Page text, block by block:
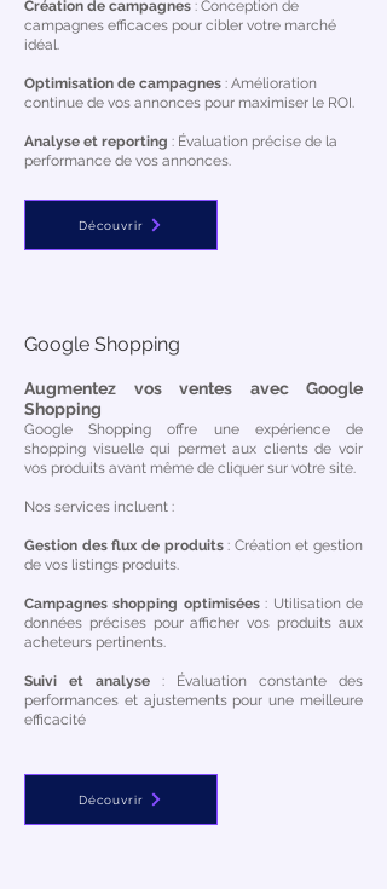
Création de campagnes : Conception de
campagnes efficaces pour cibler votre marché
idéal.
Optimisation de campagnes : Amélioration
continue de vos annonces pour maximiser le ROI.
Analyse et reporting : Évaluation précise de la
performance de vos annonces.
Découvrir
Google Shopping
Augmentez vos ventes avec Google
Shopping
Google Shopping offre une expérience de
shopping visuelle qui permet aux clients de voir
vos produits avant même de cliquer sur votre site.
Nos services incluent :
Gestion des flux de produits: Création et gestion
de vos listings produits.
Campagnes shopping optimisées: Utilisation de
données précises pour afficher vos produits aux
acheteurs pertinents.
Suivi et analyse : Évaluation constante des
performances et ajustements pour une meilleure
efficacité
Découvrir